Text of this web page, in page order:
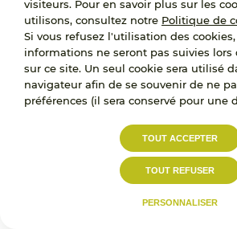
visiteurs. Pour en savoir plus sur les
utilisons, consultez notre Politique de
Si vous refusez l'utilisation des cookies,
informations ne seront pas suivies lors
sur ce site. Un seul cookie sera utilisé
navigateur afin de se souvenir de ne
préférences (il sera conservé pour une
TOUT ACCEPTER
TOUT REFUSER
PERSONNALISER
l’ensemble des professionnels, ainsi qu’un
politique publique à travers le soutien à
nationaux.
RECRUTEMENT
L’État, les Départements et les
service de la prévention et de
l’enfance.
partiellement conforme
Politique de